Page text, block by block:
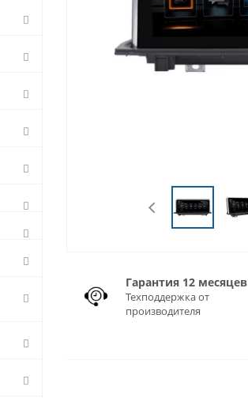
Гарантия 12 месяцев
Техподдержка от
производителя